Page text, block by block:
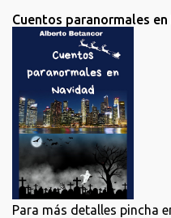
Cuentos paranormales
Para más detalles pincha